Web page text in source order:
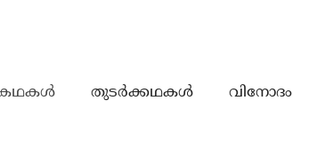
തുടർക്കഥകൾ വിനോദം